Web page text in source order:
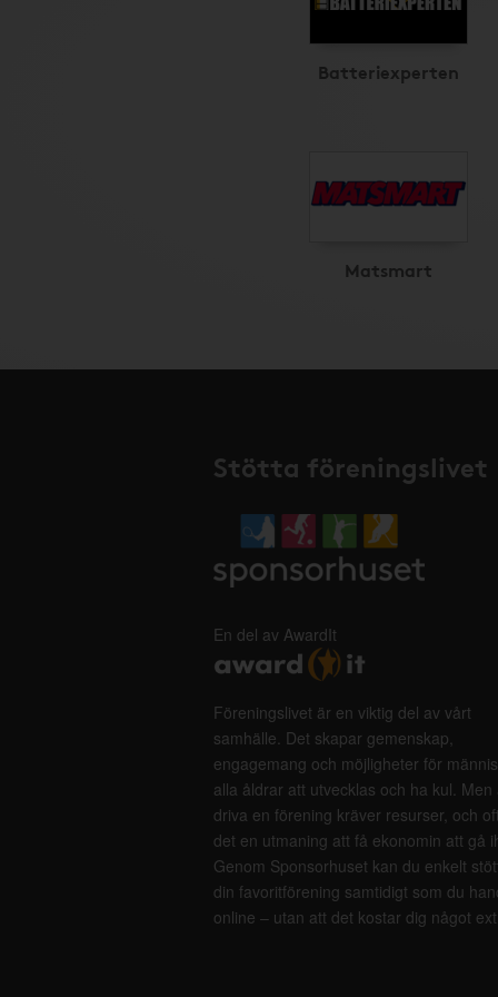
Batteriexperten
Matsmart
Stötta föreningslivet
En del av AwardIt
Föreningslivet är en viktig del av vårt
samhälle. Det skapar gemenskap,
engagemang och möjligheter för
alla åldrar att utvecklas och ha kul. Men
driva en förening kräver resurser, och
det en utmaning att få ekonomin att gå
Genom Sponsorhuset kan du enkelt
din favoritförening samtidigt som du
online – utan att det kostar dig något